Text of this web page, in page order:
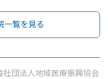
一覧を見る
社団法人地域医療振興協会